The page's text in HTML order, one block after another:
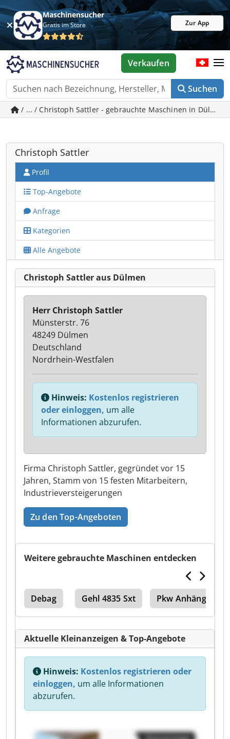
Maschinensucher
Gratis im Store Zur App
Suchen
Verkaufen
/ ... / Christoph Sattler - gebrauchte Maschinen in Dülmen
Christoph Sattler
Profil
Top-Angebote
Anfrage
Kategorien
Alle Angebote
Christoph Sattler aus Dülmen
Firma Christoph Sattler, gegründet vor 15
Jahren, Stamm von 15 festen Mitarbeitern,
Industrieversteigerungen
Zu den Top-Angeboten
Herr Christoph Sattler
Münsterstr. 76
48249 Dülmen
Deutschland
Nordrhein-Westfalen
Hinweis: Kostenlos registrieren
oder einloggen, um alle
Informationen abzurufen.
Weitere gebrauchte Maschinen entdecken
Debag Gehl 4835 Sxt Pkw Anhänger
Aktuelle Kleinanzeigen & Top-Angebote
Hinweis: Kostenlos registrieren oder
einloggen, um alle Informationen
abzurufen.